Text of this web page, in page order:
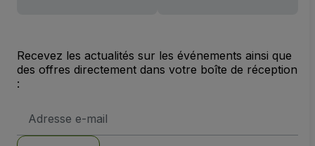
Recevez les actualités sur les événements ainsi que
des offres directement dans votre boîte de réception
:
e-